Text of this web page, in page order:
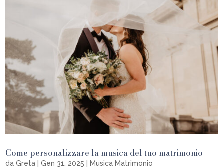
Come personalizzare la musica del tuo matrimonio
daGreta |Gen 31, 2025 Musica Matrimonio